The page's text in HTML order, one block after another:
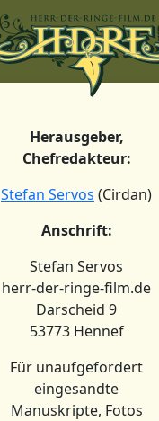
Herausgeber,
Chefredakteur:
Stefan Servos (Cirdan)
Anschrift:
Stefan Servos
herr-der-ringe-film.de
Darscheid 9
53773 Hennef
Für unaufgefordert
eingesandte
Manuskripte, Fotos